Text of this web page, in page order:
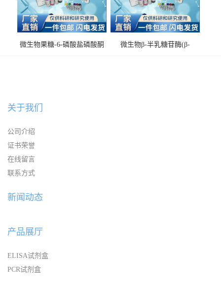
微生物果糖-6-磷酸盐磷酸酮
微生物β-半乳糖苷酶(β-
关于我们
公司介绍
证书荣誉
在线留言
联系方式
新闻动态
产品展厅
ELISA试剂盒
PCR试剂盒